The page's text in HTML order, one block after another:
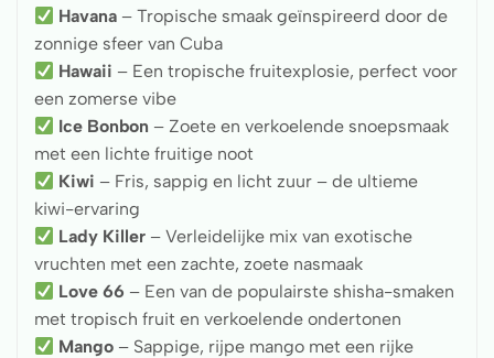
Havana – Tropische smaak geïnspireerd door de
zonnige sfeer van Cuba
Hawaii – Een tropische fruitexplosie, perfect voor
een zomerse vibe
Ice Bonbon – Zoete en verkoelende snoepsmaak
met een lichte fruitige noot
Kiwi – Fris, sappig en licht zuur – de ultieme
kiwi-ervaring
Lady Killer – Verleidelijke mix van exotische
vruchten met een zachte, zoete nasmaak
Love 66 – Een van de populairste shisha-smaken
met tropisch fruit en verkoelende ondertonen
Mango – Sappige, rijpe mango met een rijke